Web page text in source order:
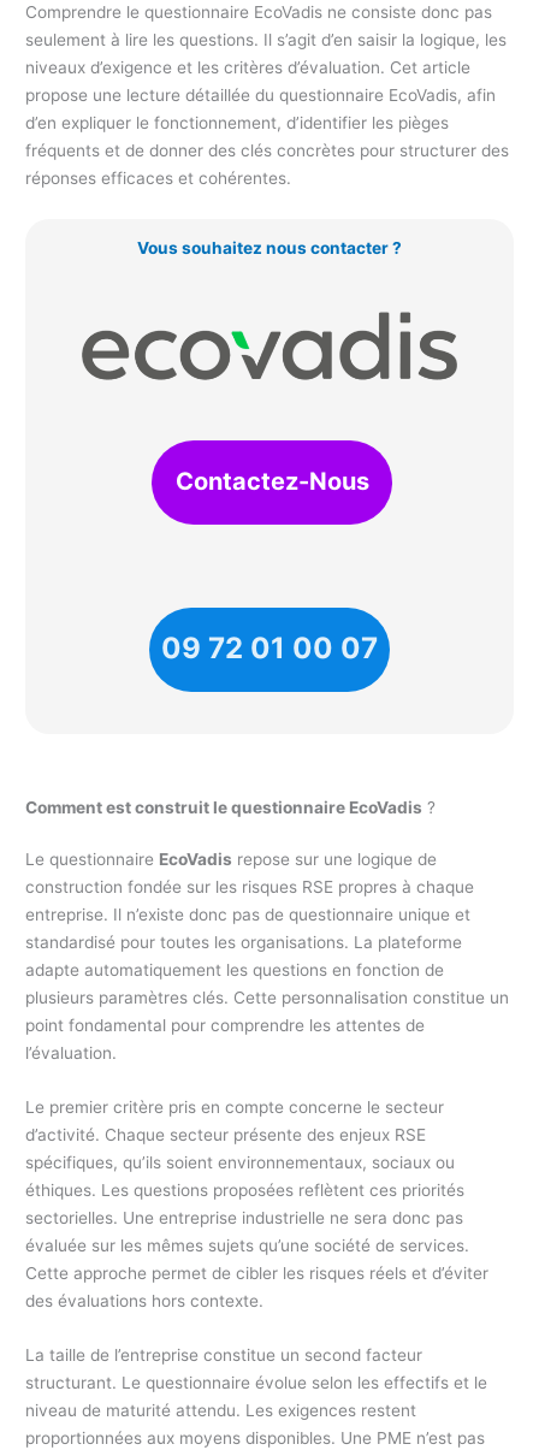
Comprendre le questionnaire EcoVadis ne consiste donc pas
seulement à lire les questions. Il s’agit d’en saisir la logique, les
niveaux d’exigence et les critères d’évaluation. Cet article
propose une lecture détaillée du questionnaire EcoVadis, afin
d’en expliquer le fonctionnement, d’identifier les pièges
fréquents et de donner des clés concrètes pour structurer des
réponses efficaces et cohérentes.
Vous souhaitez nous contacter ?
Contactez-Nous
09 72 01 00 07
Comment est construit le questionnaire EcoVadis ?
Le questionnaire EcoVadis repose sur une logique de
construction fondée sur les risques RSE propres à chaque
entreprise. Il n’existe donc pas de questionnaire unique et
standardisé pour toutes les organisations. La plateforme
adapte automatiquement les questions en fonction de
plusieurs paramètres clés. Cette personnalisation constitue un
point fondamental pour comprendre les attentes de
l’évaluation.
Le premier critère pris en compte concerne le secteur
d’activité. Chaque secteur présente des enjeux RSE
spécifiques, qu’ils soient environnementaux, sociaux ou
éthiques. Les questions proposées reflètent ces priorités
sectorielles. Une entreprise industrielle ne sera donc pas
évaluée sur les mêmes sujets qu’une société de services.
Cette approche permet de cibler les risques réels et d’éviter
des évaluations hors contexte.
La taille de l’entreprise constitue un second facteur
structurant. Le questionnaire évolue selon les effectifs et le
niveau de maturité attendu. Les exigences restent
proportionnées aux moyens disponibles. Une PME n’est pas